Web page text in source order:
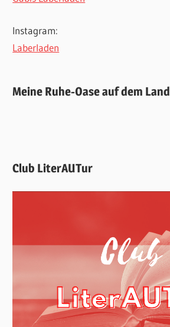
Instagram:
Laberladen
Meine Ruhe-Oase auf dem Land
Club LiterAUTur